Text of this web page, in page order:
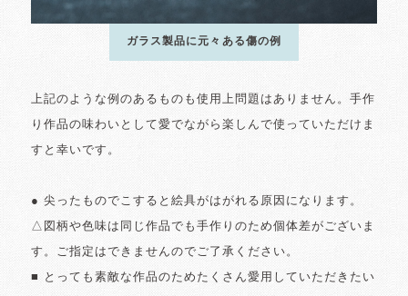
ガラス製品に元々ある傷の例
上記のような例のあるものも使用上問題はありません。手作
り作品の味わいとして愛でながら楽しんで使っていただけま
すと幸いです。
● 尖ったものでこすると絵具がはがれる原因になります。
△図柄や色味は同じ作品でも手作りのため個体差がございま
す。ご指定はできませんのでご了承ください。
■ とっても素敵な作品のためたくさん愛用していただきたい